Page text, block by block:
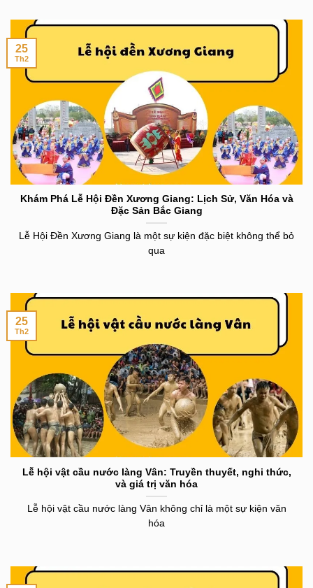
Khám Phá Lễ Hội Đền Xương Giang: Lịch Sử, Văn Hóa và
Đặc Sản Bắc Giang
Lễ Hội Đền Xương Giang là một sự kiện đặc biệt không thể bỏ
qua
25
Th2
Lễ hội vật cầu nước làng Vân: Truyền thuyết, nghi thức,
và giá trị văn hóa
Lễ hội vật cầu nước làng Vân không chỉ là một sự kiện văn
hóa
25
Th2